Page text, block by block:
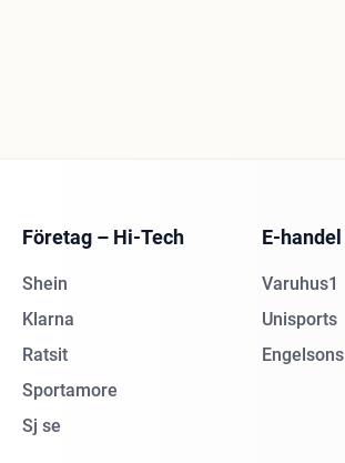
Företag – Hi-Tech
Shein
Klarna
Ratsit
Sportamore
Sj se
E-handel
Varuhus1
Unisports
Engelsons